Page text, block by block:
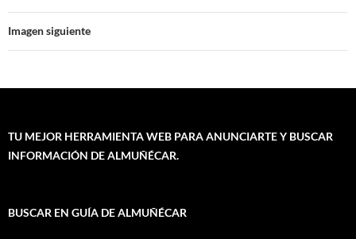
Imagen siguiente
TU MEJOR HERRAMIENTA WEB PARA ANUNCIARTE Y BUSCAR
INFORMACIÓN DE ALMUÑÉCAR.
BUSCAR EN GUÍA DE ALMUÑÉCAR